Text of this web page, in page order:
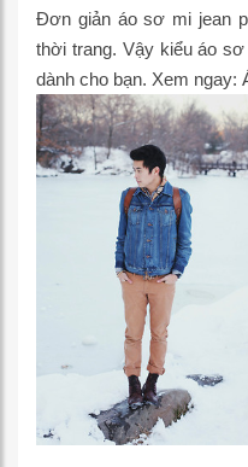
Đơn giản áo sơ mi jean
thời trang. Vậy kiểu áo
dành cho bạn. Xem ngay: